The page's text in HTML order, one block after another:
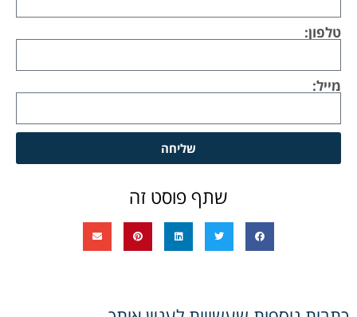
טלפון:
מייל:
שליחה
שתף פוסט זה